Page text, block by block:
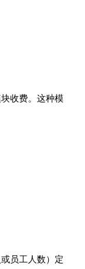
收费。这种模
员工人数）定